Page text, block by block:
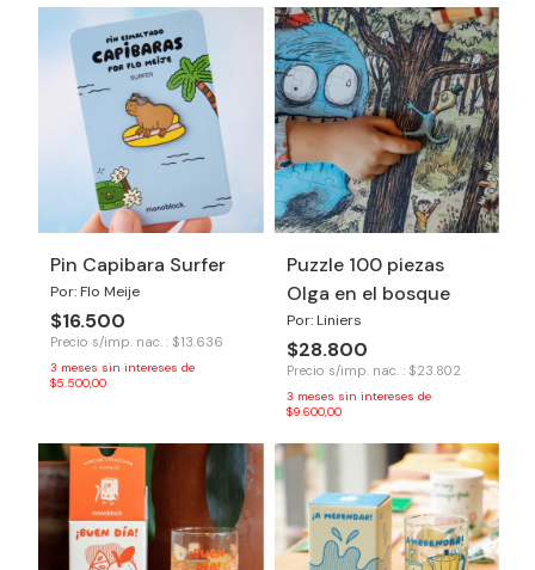
Pin Capibara Surfer
Por: Flo Meije
$16.500
Precio s/imp. nac. : $13.636
3 meses sin intereses de
$5.500,00
Puzzle 100 piezas
Olga en el bosque
Por: Liniers
$28.800
Precio s/imp. nac. : $23.802
3 meses sin intereses de
$9.600,00